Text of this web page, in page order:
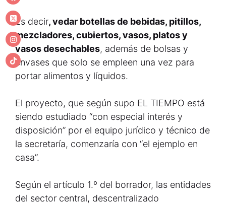
Es decir, vedar botellas de bebidas, pitillos,
mezcladores, cubiertos, vasos, platos y
vasos desechables, además de bolsas y
envases que solo se empleen una vez para
portar alimentos y líquidos.
El proyecto, que según supo EL TIEMPO está
siendo estudiado “con especial interés y
disposición” por el equipo jurídico y técnico de
la secretaría, comenzaría con “el ejemplo en
casa”.
Según el artículo 1.º del borrador, las entidades
del sector central, descentralizado